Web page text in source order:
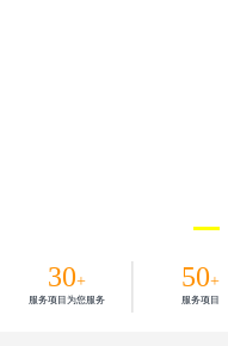
30+
服务项目为您服务
50+
服务项目